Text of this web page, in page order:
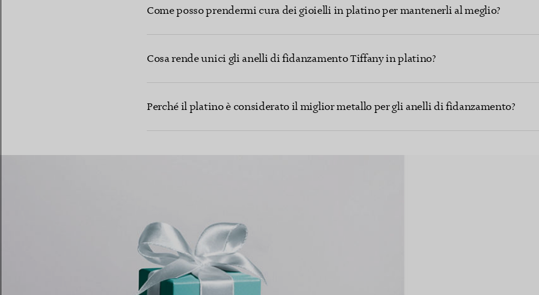
Come posso prendermi cura dei gioielli in platino per mantenerli al meglio?
Cosa rende unici gli anelli di fidanzamento Tiffany in platino?
Perché il platino è considerato il miglior metallo per gli anelli di fidanzamento?